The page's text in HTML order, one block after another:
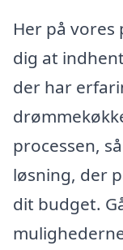
Her på
dig at
der har
processen,
løsning, der
dit budget.